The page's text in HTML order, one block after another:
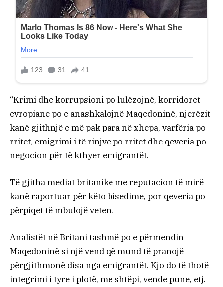
“Krimi dhe korrupsioni po lulëzojnë, korridoret
evropiane po e anashkalojnë Maqedoninë, njerëzit
kanë gjithnjë e më pak para në xhepa, varfëria po
rritet, emigrimi i të rinjve po rritet dhe qeveria po
negocion për të kthyer emigrantët.
Të gjitha mediat britanike me reputacion të mirë
kanë raportuar për këto bisedime, por qeveria po
përpiqet të mbulojë veten.
Analistët në Britani tashmë po e përmendin
Maqedoninë si një vend që mund të pranojë
përgjithmonë disa nga emigrantët. Kjo do të thotë
integrimi i tyre i plotë, me shtëpi, vende pune, etj.